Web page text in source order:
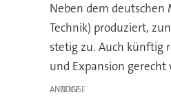
Neben dem deutschen
Technik) produziert,
stetig zu. Auch künftig
und Expansion
ANZEIGE